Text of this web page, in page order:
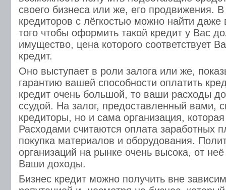
своего бизнеса или же, его продвижения.
кредиторов с лёгкостью можно найти даже
того чтобы оформить такой кредит у Вас
имущество, цена которого соответствует
кредит.
Оно выступает в роли залога или же,
гарантию вашей способности оплатить
кредит очень большой, то ваши расходы
ссудой. На залог, предоставленный вами,
кредиторы, но и сама организация,
Расходами считаются оплата заработных
покупка материалов и оборудования.
организаций на рынке очень высока, от неё
Ваши доходы.
Бизнес кредит можно получить вне